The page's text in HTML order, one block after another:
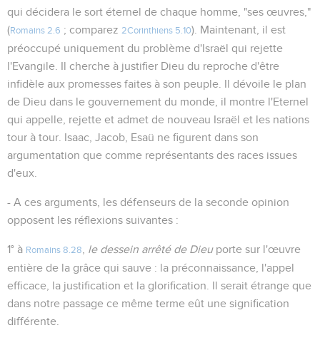
qui décidera le sort éternel de chaque homme, "ses œuvres,"
(Romains 2.6 ; comparez 2Corinthiens 5.10). Maintenant, il est
préoccupé uniquement du problème d'Israël qui rejette
l'Evangile. Il cherche à justifier Dieu du reproche d'être
infidèle aux promesses faites à son peuple. Il dévoile le plan
de Dieu dans le gouvernement du monde, il montre l'Eternel
qui appelle, rejette et admet de nouveau Israël et les nations
tour à tour. Isaac, Jacob, Esaü ne figurent dans son
argumentation que comme représentants des races issues
d'eux.
- A ces arguments, les défenseurs de la seconde opinion
opposent les réflexions suivantes :
1° à Romains 8.28 le dessein arrêté de Dieuporte sur l'œuvre
entière de la grâce qui sauve : la préconnaissance, l'appel
efficace, la justification et la glorification. Il serait étrange que
dans notre passage ce même terme eût une signification
différente.